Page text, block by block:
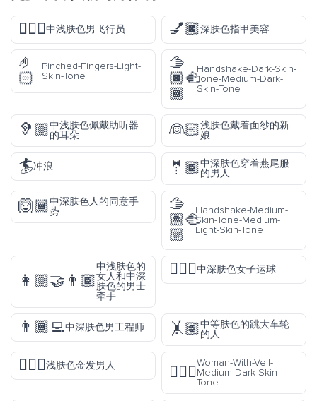
👨🏼‍✈️中浅肤色男飞行员 💅🏿深肤色指甲美容
🤌
🏻
Pinched-Fingers-Light-
Skin-Tone
🫱
🏿‍🫲
🏾
Handshake-Dark-Skin-
Tone-Medium-Dark-
Skin-Tone
🦻🏼中浅肤色佩戴助听器
的耳朵
👰🏻浅肤色戴着面纱的新
娘
🏄冲浪 🤵🏾中深肤色穿着燕尾服
的男人
🙆🏾中深肤色人的同意手
势
🫱
🏽‍🫲
🏼
Handshake-Medium-
Skin-Tone-Medium-
Light-Skin-Tone
👩🏼‍🤝‍👨🏾
中浅肤色的
女人和中深
肤色的男士
牵手
⛹🏾‍♀️中深肤色女子运球
👨🏾‍💻中深肤色男工程师 🤸🏽中等肤色的跳大车轮
的人
👱🏻‍♂️浅肤色金发男人 👰🏾‍♀️
Woman-With-Veil-
Medium-Dark-Skin-
Tone